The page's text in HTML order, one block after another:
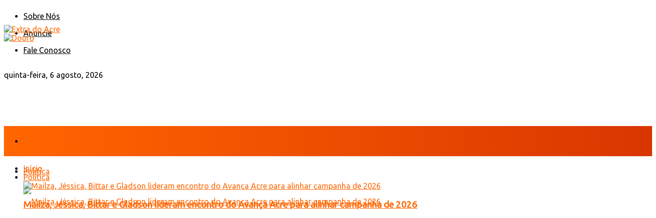
Sobre Nós
Anuncie
Fale Conosco
quinta-feira, 6 agosto, 2026
Política
Início
Política
Mailza, Jéssica, Bittar e Gladson lideram encontro do Avança Acre para alinhar campanha de 2026